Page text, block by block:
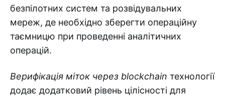
безпілотних систем та розвідувальних
мереж, де необхідно зберегти операційну
таємницю при проведенні аналітичних
операцій.
Верифікація міток через blockchain технології
додає додатковий рівень цілісності для